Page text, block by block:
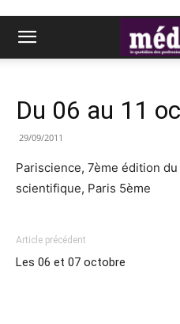
Du 06 au 11
29/09/2011
Pariscience, 7ème édition
scientifique, Paris 5ème
Article précédent
Les 06 et 07 octobre